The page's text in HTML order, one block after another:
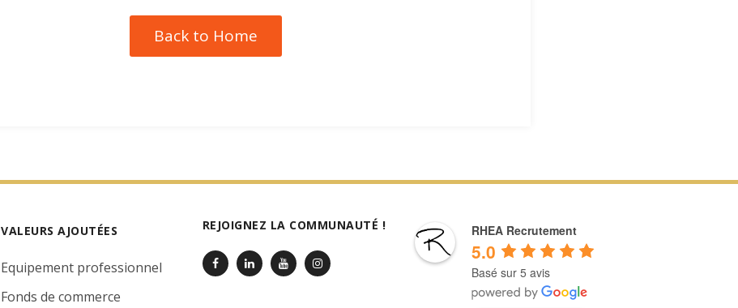
Back to Home
VALEURS AJOUTÉES
Equipement professionnel
Fonds de commerce
REJOIGNEZ LA COMMUNAUTÉ ! RHEA Recrutement
5.0
Basé sur 5 avis